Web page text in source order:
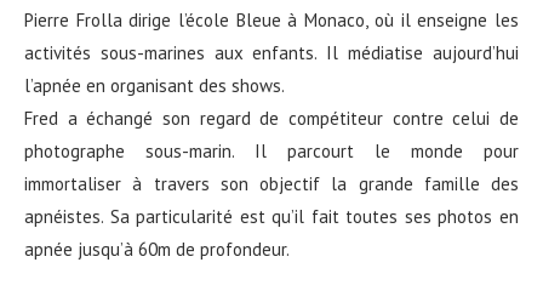
Pierre Frolla dirige l’école Bleue à Monaco, où il enseigne les
activités sous-marines aux enfants. Il médiatise aujourd’hui
l’apnée en organisant des shows.
Fred a échangé son regard de compétiteur contre celui de
photographe sous-marin. Il parcourt le monde pour
immortaliser à travers son objectif la grande famille des
apnéistes. Sa particularité est qu’il fait toutes ses photos en
apnée jusqu’à 60m de profondeur.